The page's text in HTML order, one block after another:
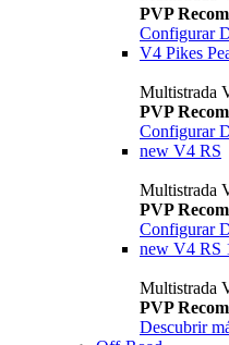
PVP
Configurar
V4 Pikes
Multistrada
PVP
Configurar
new V4 RS
Multistrada
PVP
Configurar
new V4 RS
Multistrada
PVP
Descubrir